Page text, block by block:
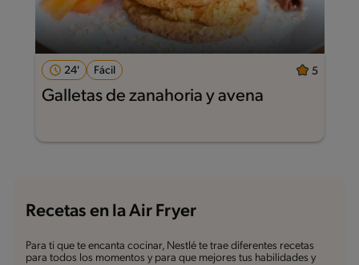
24' Fácil 5
Galletas de zanahoria y avena
Recetas en la Air Fryer
Para ti que te encanta cocinar, Nestlé te trae diferentes recetas
para todos los momentos y para que mejores tus habilidades y